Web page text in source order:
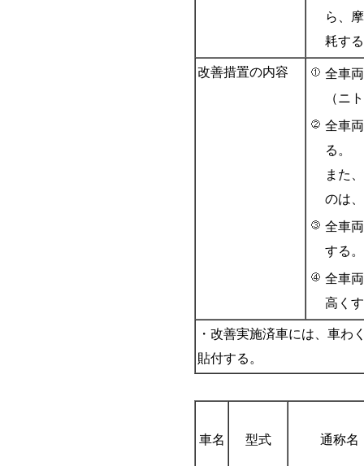
ら、
耗す
改善措置の内容
全車
（ニ
全車
る。
また
のは
全車
する。
全車
高く
・改善実施済車には、車わ
貼付する。
車名 型式 通称名